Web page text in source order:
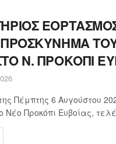
ΠΡΟΣΚΥΝΗΜΑ
Ν. ΠΡΟΚΟΠΙ
Πέμπτης 6 Αυγούστου
Νέο Προκόπι Ευβοίας,